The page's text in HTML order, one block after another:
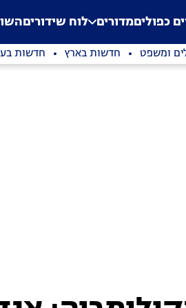
Application error: a
. כפוליםמדורים לוח שידורים
ומשפט חדשות בארץ חדשות